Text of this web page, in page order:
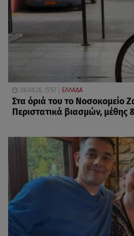
06.08.26, 15:57 ΕΛΛΑΔΑ
Στα όριά του το Νοσοκομείο
Περιστατικά βιασμών, μέθης